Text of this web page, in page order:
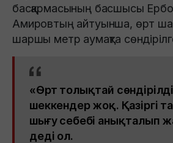
басқармасының басшысы
Амировтың айтуынша, өрт
шаршы метр аумақта
«Өрт толықтай
шеккендер жоқ. Қазіргі
шығу себебі анықталып
деді ол.